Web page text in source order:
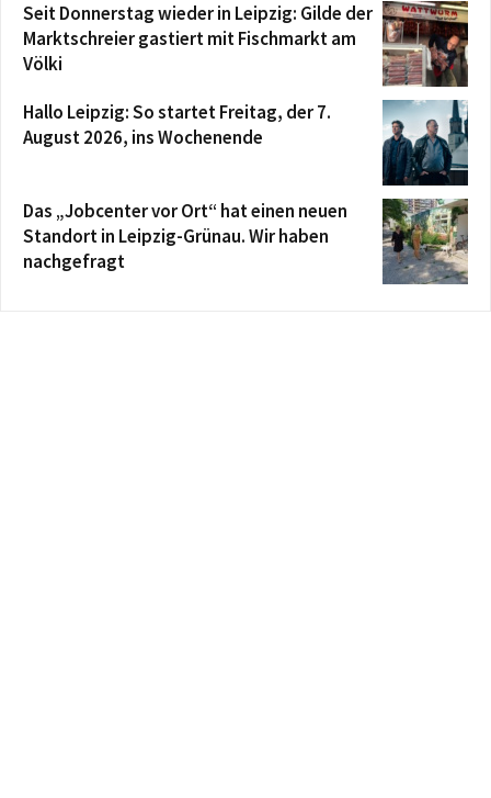
Seit Donnerstag wieder in Leipzig: Gilde der
Marktschreier gastiert mit Fischmarkt am
Völki
Hallo Leipzig: So startet Freitag, der 7.
August 2026, ins Wochenende
Das „Jobcenter vor Ort“ hat einen neuen
Standort in Leipzig-Grünau. Wir haben
nachgefragt